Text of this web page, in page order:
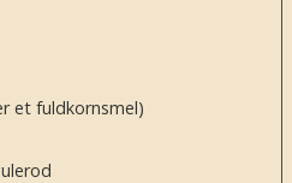
et fuldkornsmel)